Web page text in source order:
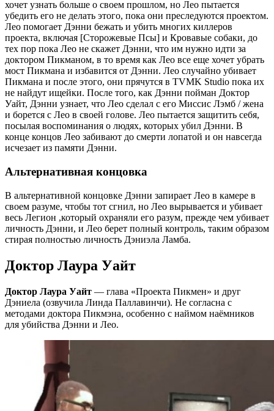
хочет узнать больше о своем прошлом, но Лео пытается
убедить его не делать этого, пока они преследуются проектом.
Лео помогает Дэнни бежать и убить многих киллеров
проекта, включая [Сторожевые Псы] и Кровавые собаки, до
тех пор пока Лео не скажет Дэнни, что им нужно идти за
доктором Пикманом, в то время как Лео все еще хочет убрать
мост Пикмана и избавится от Дэнни. Лео случайно убивает
Пикмана и после этого, они прячутся в TVMK Studio пока их
не найдут ищейки. После того, как Дэнни пойман Доктор
Уайт, Дэнни узнает, что Лео сделал с его Миссис Лэмб / жена
и борется с Лео в своей голове. Лео пытается защитить себя,
посылая воспоминания о людях, которых убил Дэнни. В
конце концов Лео забивают до смерти лопатой и он навсегда
исчезает из памяти Дэнни.
Альтернативная концовка
В альтернативной концовке Дэнни запирает Лео в камере в
своем разуме, чтобы тот сгнил, но Лео вырывается и убивает
весь Легион ,который охраняли его разум, прежде чем убивает
личность Дэнни, и Лео берет полный контроль, таким образом
стирая полностью личность Дэниэла Ламба.
Доктор Лаура Уайт
Доктор Лаура Уайт — глава «Проекта Пикмен» и друг
Дэниела (озвучила Линда Паллавинчи). Не согласна с
методами доктора Пикмэна, особенно с наймом наёмников
для убийства Дэнни и Лео.